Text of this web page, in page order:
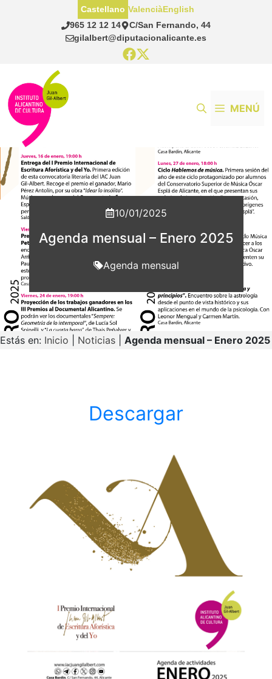
965 12 12 14
C/San Fernando, 44
gilalbert@diputacionalicante.es
Castellano ValenciàEnglish
MENÚ
10/01/2025
Agenda mensual – Enero 2025
Agenda mensual
Estás en: Inicio Noticias Agenda mensual – Enero 2025
Descargar